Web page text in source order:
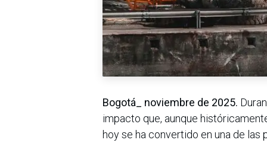
Bogotá_ noviembre de 2025.
impacto que, aunque
hoy se ha convertido en una de